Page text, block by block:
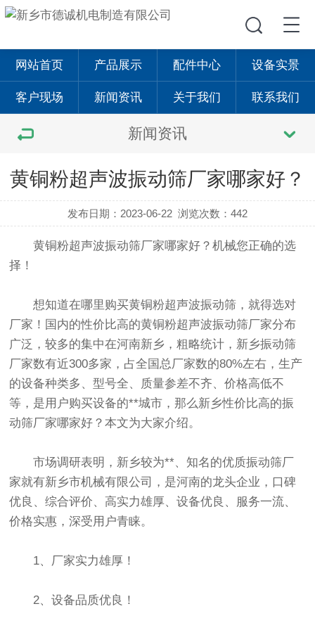
网站首页 产品展示 配件中心 设备实景
客户现场 新闻资讯 关于我们 联系我们
新闻资讯
黄铜粉超声波振动筛厂家哪家好？
发布日期：2023-06-22 浏览次数：442
黄铜粉超声波振动筛厂家哪家好？机械您正确的选
择！
想知道在哪里购买黄铜粉超声波振动筛 ，就得选对
厂家！国内的性价比高的黄铜粉超声波振动筛厂家分布
广泛，较多的集中在河南新乡，粗略统计，新乡振动筛
厂家数有近300多家，占全国总厂家数的80%左右，生产
的设备种类多、型号全、质量参差不齐、价格高低不
等，是用户购买设备的**城市，那么新乡性价比高的振
动筛厂家哪家好？本文为大家介绍。
市场调研表明，新乡较为**、知名的优质振动筛厂
家就有新乡市机械有限公司，是河南的龙头企业，口碑
优良、综合评价、高实力雄厚、设备优良、服务一流、
价格实惠，深受用户青睐。
1、厂家实力雄厚！
2、设备品质优良！